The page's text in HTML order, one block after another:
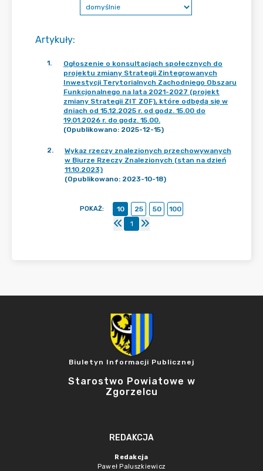
Artykuły:
1.
Ogłoszenie o konsultacjach społecznych do
projektu zmiany Strategii Zintegrowanych
Inwestycji Terytorialnych Zachodniego Obszaru
Funkcjonalnego na lata 2021-2027 (projekt
zmiany Strategii ZIT ZOF), które odbędą się w
dniach od 15.12.2025 r. od godz. 15.00 do
19.01.2026 r. do godz. 15.00.
(Opublikowano: 2025-12-15)
2.
Wykaz rzeczy znalezionych przechowywanych
w Biurze Rzeczy Znalezionych (stan na dzień
11.10.2023)
(Opublikowano: 2023-10-18)
POKAŻ: 10 25 50
100
1
Biuletyn Informacji Publicznej
Starostwo Powiatowe w
Zgorzelcu
REDAKCJA
Redakcja
Paweł Paluszkiewicz